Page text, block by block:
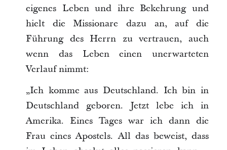
eigenes Leben und ihre Bekehrung und
hielt die Missionare dazu an, auf die
Führung des Herrn zu vertrauen, auch
wenn das Leben einen unerwarteten
Verlauf nimmt:
„Ich komme aus Deutschland. Ich bin in
Deutschland geboren. Jetzt lebe ich in
Amerika. Eines Tages war ich dann die
Frau eines Apostels. All das beweist, dass